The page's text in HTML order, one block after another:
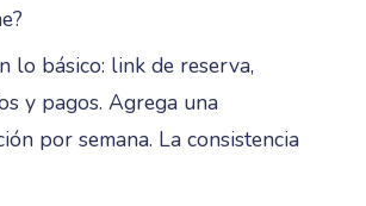
lo básico: link de reserva,
y pagos. Agrega una
por semana. La consistencia